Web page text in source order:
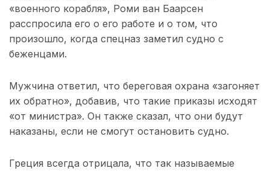
«военного корабля», Роми ван Баарсен
расспросила его о его работе и о том, что
произошло, когда спецназ заметил судно с
беженцами.
Мужчина ответил, что береговая охрана «загоняет
их обратно», добавив, что такие приказы исходят
«от министра». Он также сказал, что они будут
наказаны, если не смогут остановить судно.
Греция всегда отрицала, что так называемые